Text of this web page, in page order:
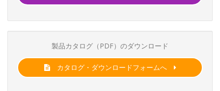
製品カタログ（PDF）のダウンロード
カタログ・ダウンロードフォームへ